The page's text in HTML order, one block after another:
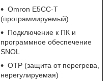
Omron E5CC-T
(программируемый)
Подключение к ПК и
программное обеспечение
SNOL
OTP (защита от перегрева,
нерегулируемая)